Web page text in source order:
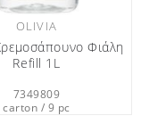
DISPENSERS &
Μαγνητικό Κλειδί
0652501
carton / 1 pc